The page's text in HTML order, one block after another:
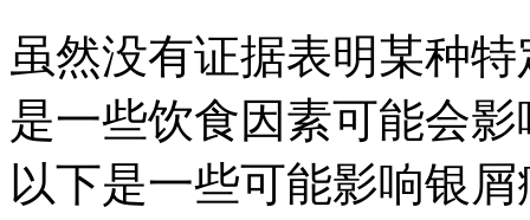
虽然没有证据表明某种
是一些饮食因素可能会
以下是一些可能影响银